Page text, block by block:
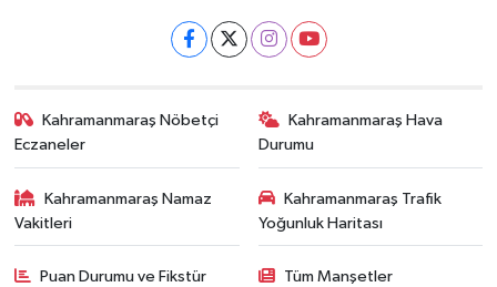
Kahramanmaraş Nöbetçi
Eczaneler
Kahramanmaraş Hava
Durumu
Kahramanmaraş Namaz
Vakitleri
Kahramanmaraş Trafik
Yoğunluk Haritası
Puan Durumu ve Fikstür Tüm Manşetler